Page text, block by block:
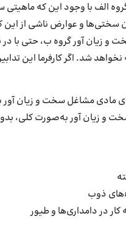
الف با وجود این که ماهیتی
سختی‌ها و عوارض ناشی از این
و زیان آور گروه ب، حتی با در
شد. اگر کارفرما این
مادی مشاغل سخت و زیان آور
و زیان آور به‌صورت کلی،
ذوب
در دامداری‌ها و طیور